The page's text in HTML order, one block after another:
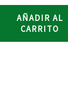
AÑADIR AL
CARRITO